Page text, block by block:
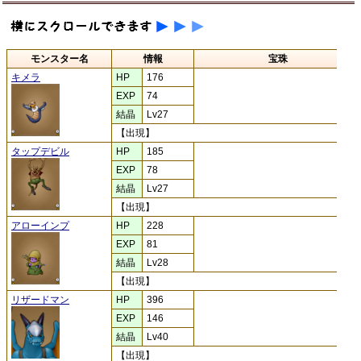
モンスター名 情報
宝珠
キメラ
HP
176
EXP
74
結晶
Lv27
【出現】
タップデビル
HP
185
EXP
78
結晶
Lv27
【出現】
アローインプ
HP
228
EXP
81
結晶
Lv28
【出現】
リザードマン
HP
396
EXP
146
結晶
Lv40
【出現】